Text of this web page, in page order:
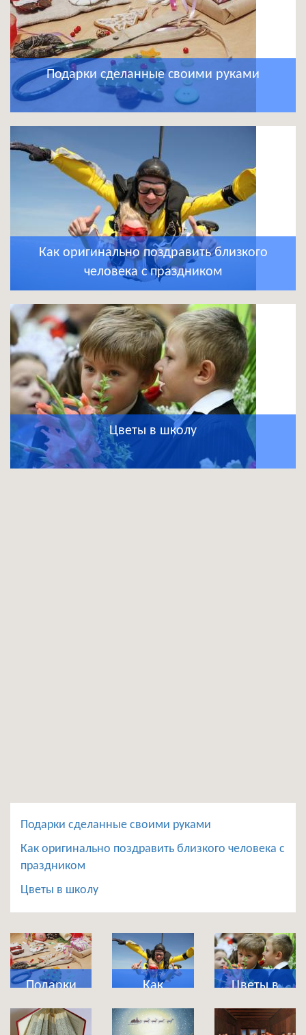
Подарки сделанные своими руками
Как оригинально поздравить близкого
человека с праздником
Цветы в школу
Подарки сделанные своими руками
Как оригинально поздравить близкого человека с
праздником
Цветы в школу
Подарки
сделанные
своими
Как
оригинально
поздравить
Цветы в
школу